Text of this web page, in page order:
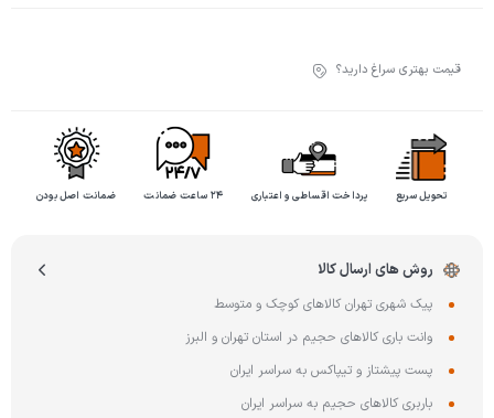
قیمت بهتری سراغ دارید؟
تحویل سریع پرداخت اقساطی و اعتباری ۲۴ ساعت ضمانت ضمانت اصل بودن
روش های ارسال کالا
پیک شهری تهران کالاهای کوچک و متوسط
وانت باری کالاهای حجیم در استان تهران و البرز
پست پیشتاز و تیپاکس به سراسر ایران
باربری کالاهای حجیم به سراسر ایران